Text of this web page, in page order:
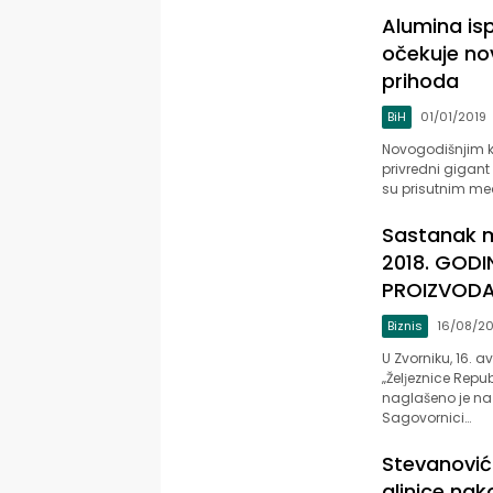
Alumina
očekuje
prihoda
BiH 01/01/2019
Novogodišnjim
privredni gigant
su prisutnim
Sastanak
2018.
Biznis 16/08/
U Zvorniku, 16.
„Želјeznice
naglašeno je
Sagovornici…